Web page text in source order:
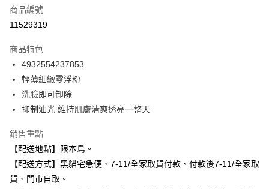
信用卡分期付款
合作金庫商業銀行
華南商業銀行
上海商業儲蓄銀行
國泰世華商業銀行
臺灣中小企業銀行
台中商業銀行
聯邦商業銀行
元大商業銀行
台新國際商業銀行
中國信託商業銀行
台灣樂天信用卡公司
LINE Pay
Apple Pay
悠遊付
Google Pay
商品編號
11529319
商品特色
4932554237853
輕薄細緻零浮粉
洗臉即可卸除
抑制油光 維持肌膚清爽透亮一整天
銷售重點
【配送地點】限本島。
【配送方式】黑貓宅急便、7-11/全家取貨付款、付款後7-11/全家取
貨、門市自取。